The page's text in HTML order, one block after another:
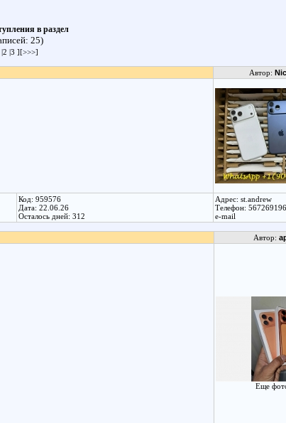
в раздел
25)
|2 |3 ][>>>]
Автор:
Код: 959576
Дата: 22.06.26
Осталось дней: 312
Адрес: st.andrew
Телефон:
e-mail
Автор:
Еще